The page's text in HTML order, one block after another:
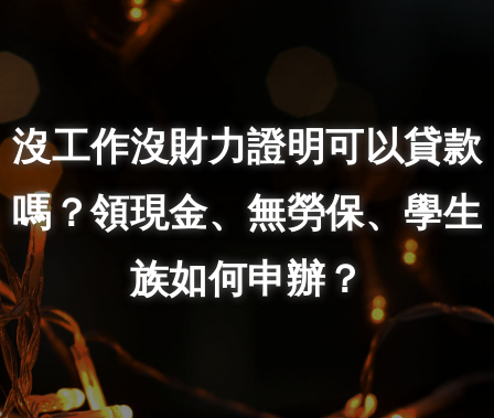
沒工作沒財力證明可以貸款
嗎？領現金、無勞保、學生
族如何申辦？